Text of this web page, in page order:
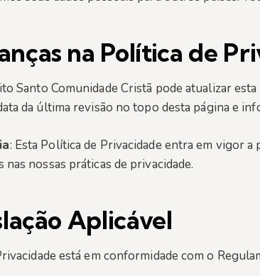
na Política de
Santo Comunidade Cristã pode atualizar
da última revisão no topo desta página e
: Esta Política de Privacidade entra em vigor a
nossas práticas de privacidade.
Aplicável
está em conformidade com o